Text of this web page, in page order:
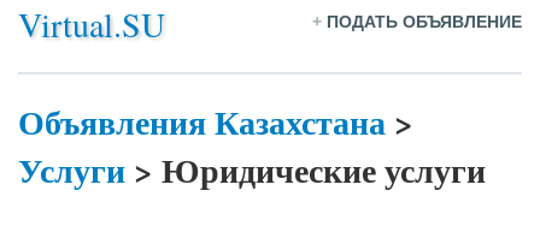
Virtual.SU + ПОДАТЬ ОБЪЯВЛЕНИЕ
Объявления Казахстана>
Услуги> Юридические услуги